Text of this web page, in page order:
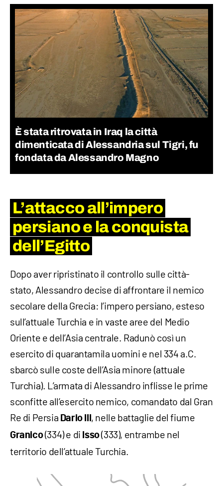
È stata ritrovata in Iraq la città
dimenticata di Alessandria sul Tigri, fu
fondata da Alessandro Magno
L’attacco all’impero
persiano e la conquista
dell’Egitto
Dopo aver ripristinato il controllo sulle città-
stato, Alessandro decise di affrontare il nemico
secolare della Grecia: l’impero persiano, esteso
sull’attuale Turchia e in vaste aree del Medio
Oriente e dell’Asia centrale. Radunò così un
esercito di quarantamila uomini e nel 334 a.C.
sbarcò sulle coste dell’Asia minore (attuale
Turchia). L’armata di Alessandro inflisse le prime
sconfitte all’esercito nemico, comandato dal Gran
Re di Persia Dario III , nelle battaglie del fiume
Granico(334) e di Isso(333), entrambe nel
territorio dell’attuale Turchia.